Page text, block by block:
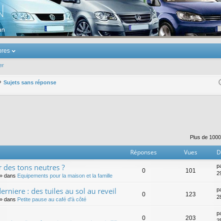
Touran
Sujets sans réponse
Plus de
Réponses Vues
tons neutres ?
» dans Equipements pour la maison et la famille
0 101
: des tuiles au sol au reveil
» dans Petite pause au café d'à côté
0 123
0 203